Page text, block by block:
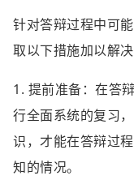
针对答辩过程中可
取以下措施加以解决
1. 提前准备：在答
行全面系统的复习
识，才能在答辩过
知的情况。